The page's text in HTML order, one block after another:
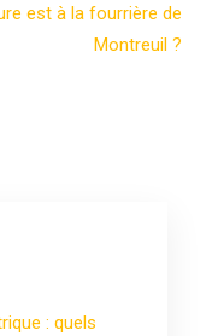
est à la fourrière de
Montreuil ?
: quels